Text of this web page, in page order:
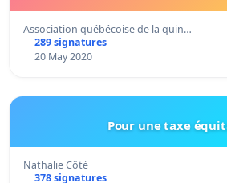
Association québécoise de la quin…
289 signatures
20 May 2020
Pour une taxe
Nathalie Côté
378 signatures